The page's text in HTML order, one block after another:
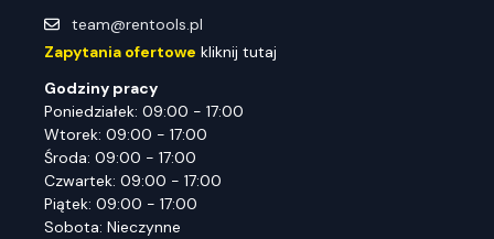
team@rentools.pl
Zapytania ofertowe kliknij tutaj
Godziny pracy
Poniedziałek: 09:00 - 17:00
Wtorek: 09:00 - 17:00
Środa: 09:00 - 17:00
Czwartek: 09:00 - 17:00
Piątek: 09:00 - 17:00
Sobota: Nieczynne